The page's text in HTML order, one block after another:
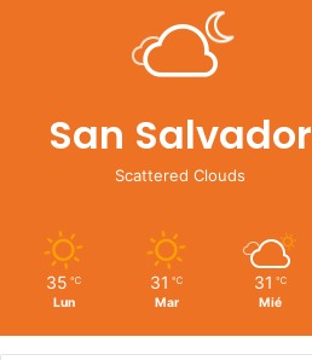
San Salvador
Scattered Clouds
35 ℃
Lun
31 ℃
Mar
31 ℃
Mié